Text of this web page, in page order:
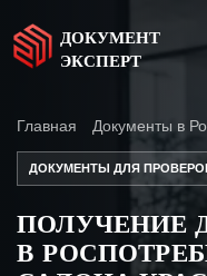
ДОКУМЕНТ
ЭКСПЕРТ
Главная Документы в
ДОКУМЕНТЫ ДЛЯ
ПОЛУЧЕНИЕ
В